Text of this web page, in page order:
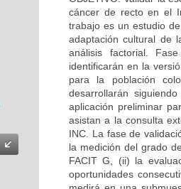
cáncer de recto en el
trabajo es un estudio
adaptación cultural de
análisis factorial.
identificarán en la
para la población
desarrollarán
aplicación preliminar
asistan a la consulta
INC. La fase de
la medición del grado
FACIT G, (ii) la
oportunidades